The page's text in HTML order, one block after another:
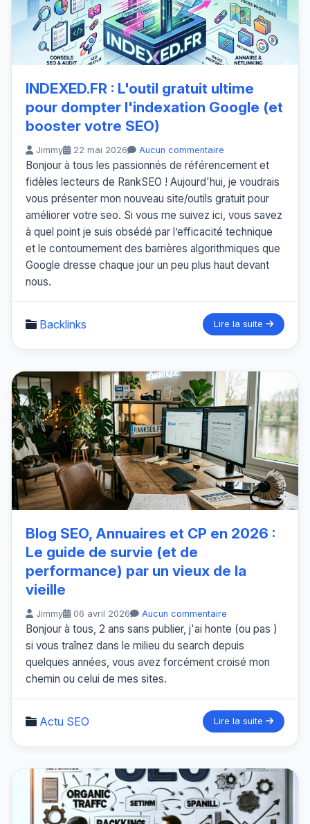
INDEXED.FR : L'outil gratuit ultime
pour dompter l'indexation Google (et
booster votre SEO)
Jimmy 22 mai 2026 Aucun commentaire
Bonjour à tous les passionnés de référencement et
fidèles lecteurs de RankSEO ! Aujourd'hui, je voudrais
vous présenter mon nouveau site/outils gratuit pour
améliorer votre seo. Si vous me suivez ici, vous savez
à quel point je suis obsédé par l’efficacité technique
et le contournement des barrières algorithmiques que
Google dresse chaque jour un peu plus haut devant
nous.
Backlinks Lire la suite
Blog SEO, Annuaires et CP en 2026 :
Le guide de survie (et de
performance) par un vieux de la
vieille
Jimmy 06 avril 2026 Aucun commentaire
Bonjour à tous, 2 ans sans publier, j'ai honte (ou pas )
si vous traînez dans le milieu du search depuis
quelques années, vous avez forcément croisé mon
chemin ou celui de mes sites.
Actu SEO Lire la suite